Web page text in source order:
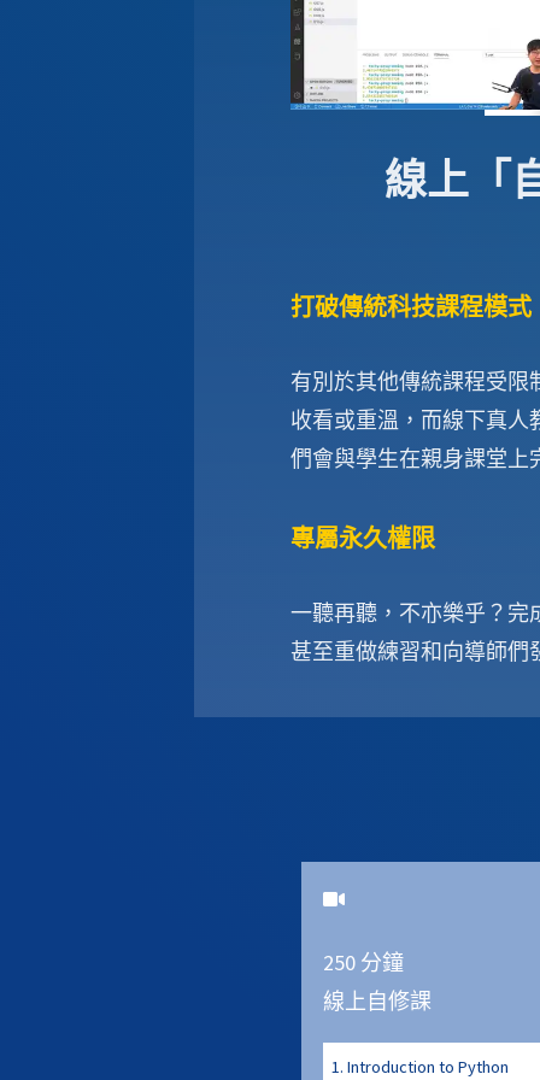
線上「
打破傳統科技課程模式
有別於其他傳統課程受
收看或重溫，而線下真
們會與學生在親身課堂上
專屬永久權限
一聽再聽，不亦樂乎？完
甚至重做練習和向導師們
250 分鐘
線上自修課
1.Introduction to Python